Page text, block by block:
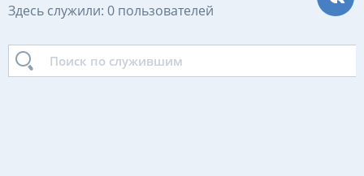
Здесь служили: 0 пользователей